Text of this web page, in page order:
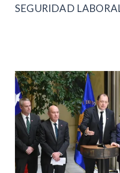
SEGURIDAD LABORAL